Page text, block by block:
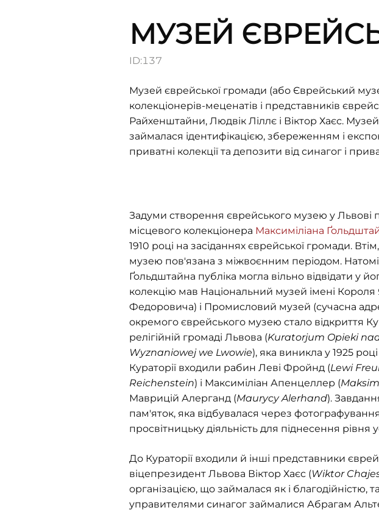
МУЗЕЙ
ID:137
Музей єврейської громади (або Єврейський
колекціонерів-меценатів і представників
Райхенштайни, Людвік Ліллє і Віктор Хаєс.
займалася ідентифікацією, збереженням і
приватні колекції та депозити від синагог і
Задуми створення єврейського музею у Львові
місцевого колекціонера Максиміліана
1910 році на засіданнях єврейської громади.
музею пов'язана з міжвоєнним періодом.
Ґольдштайна публіка могла вільно відвідати у
колекцію мав Національний музей імені Короля
Федоровича) і Промисловий музей (сучасна
окремого єврейського музею стало відкриття
релігійній громаді Львова (Kuratorjum Opieki
Wyznaniowej we Lwowie), яка виникла у 1925 році
Кураторії входили рабин Леві Фройнд (Lewi
Reichenstein) і Максиміліан Апенцеллер (
Маврицій Алерганд (Maurycy Alerhand).
пам'яток, яка відбувалася через
просвітницьку діяльність для піднесення
До Кураторії входили й інші представники
віцепрезидент Львова Віктор Хаєс (Wiktor
організацією, що займалася як і
управителями синагог займалися Абрагам